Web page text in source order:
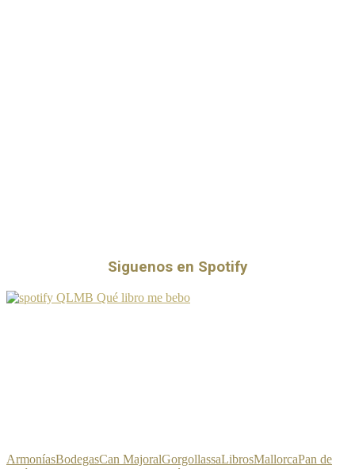
Siguenos en Spotify
ArmoníasBodegasCan MajoralGorgollassaLibrosMallorcaPan de